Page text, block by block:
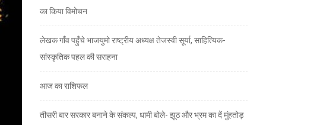
का किया विमोचन
लेखक गाँव पहुँचे भाजयुमो राष्ट्रीय अध्यक्ष तेजस्वी सूर्या, साहित्यिक-
सांस्कृतिक पहल की सराहना
आज का राशिफल
तीसरी बार सरकार बनाने के संकल्प, धामी बोले- झूठ और भ्रम का दें मुंहतोड़